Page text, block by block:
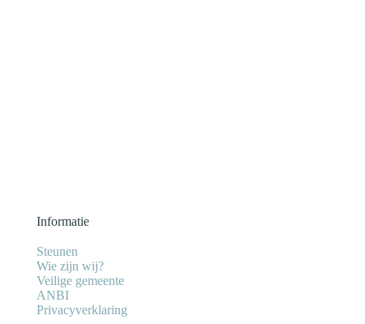
Informatie
Steunen
Wie zijn wij?
Veilige gemeente
ANBI
Privacyverklaring